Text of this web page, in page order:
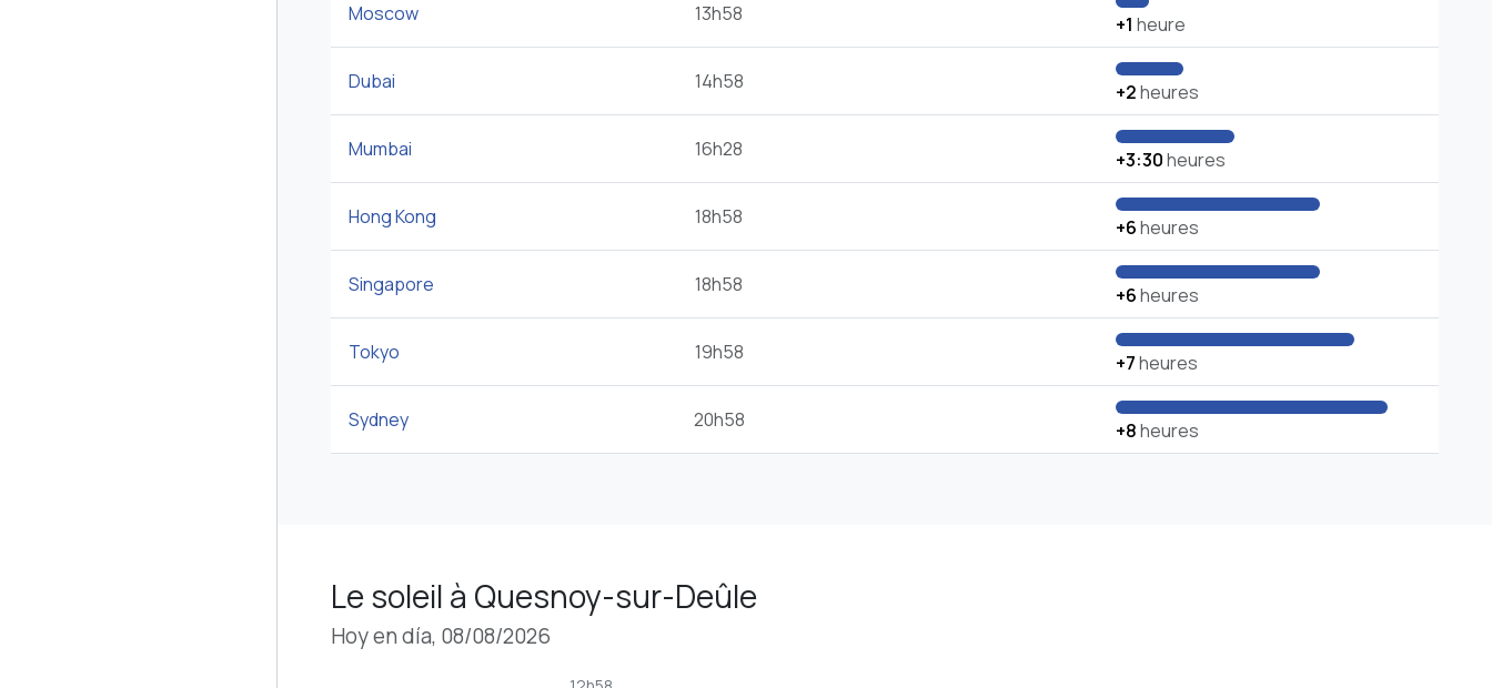
Moscow 13h58 +1 heure
Dubai 14h58 +2heures
Mumbai 16h28 +3:30heures
Hong Kong 18h58 +6heures
Singapore 18h58 +6heures
Tokyo 19h58 +7heures
Sydney 20h58 +8heures
Le soleil à Quesnoy-sur-Deûle
Hoy en día, 08/08/2026